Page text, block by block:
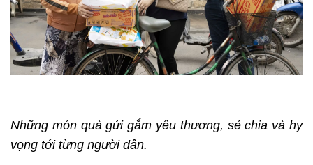
Những món quà gửi gắm yêu thương, sẻ chia và hy
vọng tới từng người dân.